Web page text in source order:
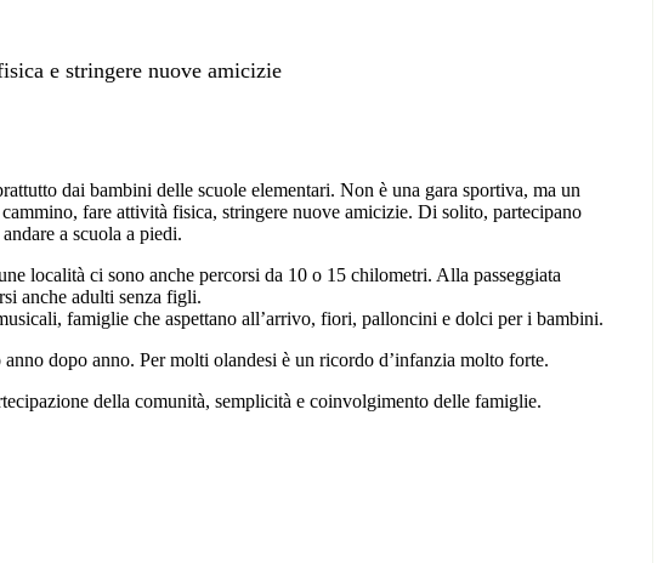
e stringere nuove amicizie
dai bambini delle scuole elementari. Non è una gara sportiva, ma un
fare attività fisica, stringere nuove amicizie. Di solito, partecipano
a scuola a piedi.
località ci sono anche percorsi da 10 o 15 chilometri. Alla passeggiata
anche adulti senza figli.
famiglie che aspettano all’arrivo, fiori, palloncini e dolci per i bambini.
dopo anno. Per molti olandesi è un ricordo d’infanzia molto forte.
della comunità, semplicità e coinvolgimento delle famiglie.